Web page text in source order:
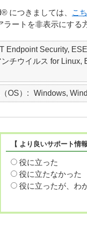
につきましては、 こ
ラートを非表示にする
Endpoint Security,
チウイルス for Linux,
OS） Windows,
【 より良いサポート情
役に立った
役に立たなかった
役に立ったが、わ